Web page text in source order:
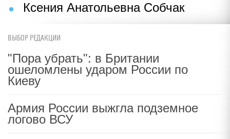
Ксения Анатольевна Собчак
ВЫБОР РЕДАКЦИИ
"Пора убрать": в Британии
ошеломлены ударом России по
Киеву
Армия России выжгла подземное
логово ВСУ